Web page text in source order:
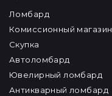
Ломбард
Комиссионный магазин
Скупка
Автоломбард
Ювелирный ломбард
Антикварный ломбард